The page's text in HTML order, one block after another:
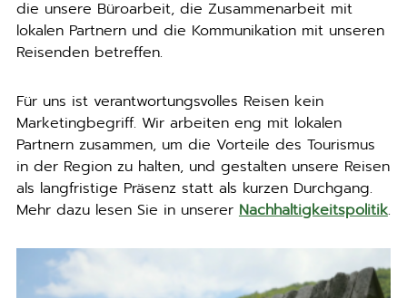
die unsere Büroarbeit, die Zusammenarbeit mit
lokalen Partnern und die Kommunikation mit unseren
Reisenden betreffen.
Für uns ist verantwortungsvolles Reisen kein
Marketingbegriff. Wir arbeiten eng mit lokalen
Partnern zusammen, um die Vorteile des Tourismus
in der Region zu halten, und gestalten unsere Reisen
als langfristige Präsenz statt als kurzen Durchgang.
Mehr dazu lesen Sie in unserer Nachhaltigkeitspolitik.